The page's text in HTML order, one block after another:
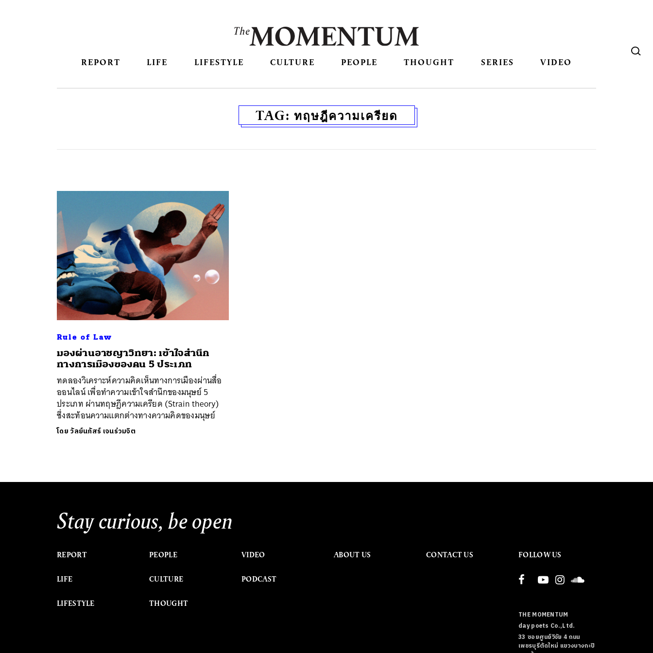
REPORT LIFE LIFESTYLE CULTURE PEOPLE THOUGHT SERIES VIDEO
TAG: ทฤษฎีความเครียด
Rule of Law
มองผ่านอาชญาวิทยา: เข้าใจสำนึก
ทางการเมืองของคน 5 ประเภท
ทดลองวิเคราะห์ความคิดเห็นทางการเมืองผ่านสื่อ
ออนไลน์ เพื่อทำความเข้าใจสำนึกของมนุษย์ 5
ประเภท ผ่านทฤษฎีความเครียด (Strain theory)
ซึ่งสะท้อนความแตกต่างทางความคิดของมนุษย์
โดยวัลย์นภัสร์ เจนร่วมจิต
Stay curious, be open
REPORT
LIFE
LIFESTYLE
PEOPLE
CULTURE
THOUGHT
VIDEO
PODCAST
ABOUT US CONTACT US FOLLOW US
THE MOMENTUM
day poets Co.,Ltd.
33 ซอยศูนย์วิจัย 4 ถนน
เพชรบุรีตัดใหม่ แขวงบางกะปิ